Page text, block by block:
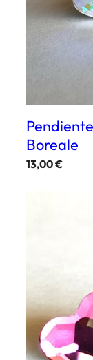
Boreale
13,00€